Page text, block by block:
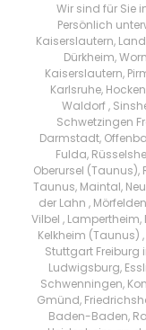
Wir sind für Sie
Persönlich
Kaiserslautern,
Dürkheim,
Kaiserslautern,
Karlsruhe,
Waldorf ,
Schwetzingen
Darmstadt,
Fulda,
Oberursel (Taunus),
Taunus, Maintal,
der Lahn ,
Vilbel ,
Kelkheim (Taunus)
Stuttgart Freiburg
Ludwigsburg,
Schwenningen,
Gmünd,
Baden-Baden,